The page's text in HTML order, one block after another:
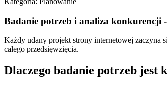
Badanie potrzeb i analiza konkurencji
Każdy udany projekt strony internetowej zaczyna
całego przedsięwzięcia.
Dlaczego badanie potrzeb jest